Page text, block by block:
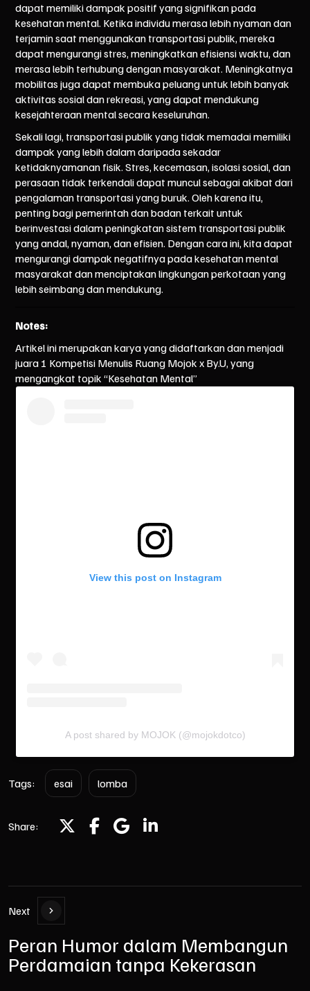
dapat memiliki dampak positif yang signifikan pada
kesehatan mental. Ketika individu merasa lebih nyaman dan
terjamin saat menggunakan transportasi publik, mereka
dapat mengurangi stres, meningkatkan efisiensi waktu, dan
merasa lebih terhubung dengan masyarakat. Meningkatnya
mobilitas juga dapat membuka peluang untuk lebih banyak
aktivitas sosial dan rekreasi, yang dapat mendukung
kesejahteraan mental secara keseluruhan.
Sekali lagi, transportasi publik yang tidak memadai memiliki
dampak yang lebih dalam daripada sekadar
ketidaknyamanan fisik. Stres, kecemasan, isolasi sosial, dan
perasaan tidak terkendali dapat muncul sebagai akibat dari
pengalaman transportasi yang buruk. Oleh karena itu,
penting bagi pemerintah dan badan terkait untuk
berinvestasi dalam peningkatan sistem transportasi publik
yang andal, nyaman, dan efisien. Dengan cara ini, kita dapat
mengurangi dampak negatifnya pada kesehatan mental
masyarakat dan menciptakan lingkungan perkotaan yang
lebih seimbang dan mendukung.
Notes:
Artikel ini merupakan karya yang didaftarkan dan menjadi
juara 1 Kompetisi Menulis Ruang Mojok x By.U, yang
mengangkat topik “Kesehatan Mental”
View this post on Instagram
A post shared by MOJOK (@mojokdotco)
Tags: esai lomba
Share:
Next
Peran Humor dalam Membangun
Perdamaian tanpa Kekerasan